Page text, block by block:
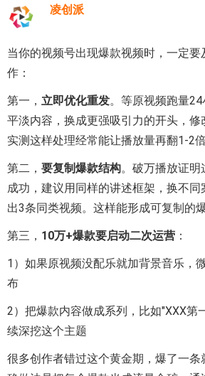
凌创派
当你的视频号出现爆款视频时，一定
作：
第一， 立即优化重发。等原视频跑量
平淡内容，换成更强吸引力的开头，修
实测这样处理经常能让播放量再翻1-2倍
第二， 要复制爆款结构。破万播放证明
成功，建议用同样的讲述框架，换不
出3条同类视频。这样能形成可复制的爆
第三， 10万+爆款要启动二次运营 ：
1）如果原视频没配乐就加背景音乐，
布
2）把爆款内容做成系列，比如"XXX第
续深挖这个主题
很多创作者错过这个黄金期，爆了一条